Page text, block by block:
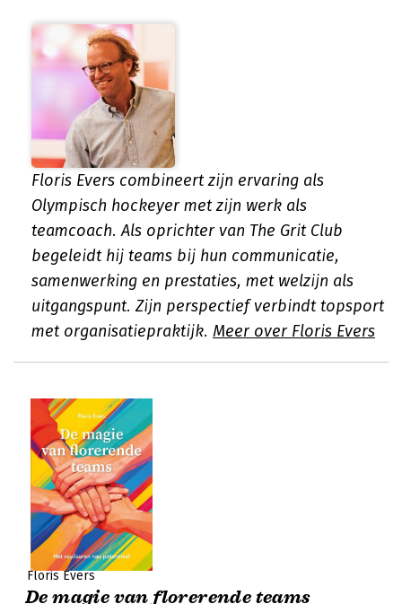
Floris Evers combineert zijn ervaring als
Olympisch hockeyer met zijn werk als
teamcoach. Als oprichter van The Grit Club
begeleidt hij teams bij hun communicatie,
samenwerking en prestaties, met welzijn als
uitgangspunt. Zijn perspectief verbindt topsport
met organisatiepraktijk. Meer over Floris Evers
Floris Evers
De magie van florerende teams